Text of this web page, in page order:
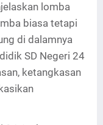
lomba
biasa tetapi
di dalamnya
SD Negeri 24
ketangkasan